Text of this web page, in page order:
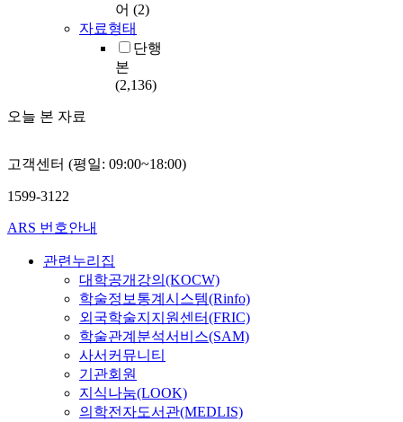
어 (2)
자료형태
단행
본
(2,136)
오늘 본 자료
고객센터 (평일: 09:00~18:00)
1599-3122
ARS 번호안내
관련누리집
대학공개강의(KOCW)
학술정보통계시스템(Rinfo)
외국학술지지원센터(FRIC)
학술관계분석서비스(SAM)
사서커뮤니티
기관회원
지식나눔(LOOK)
의학전자도서관(MEDLIS)